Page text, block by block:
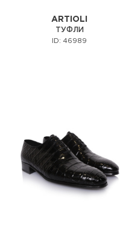
ARTIOLI
ТУФЛИ
ID: 46989